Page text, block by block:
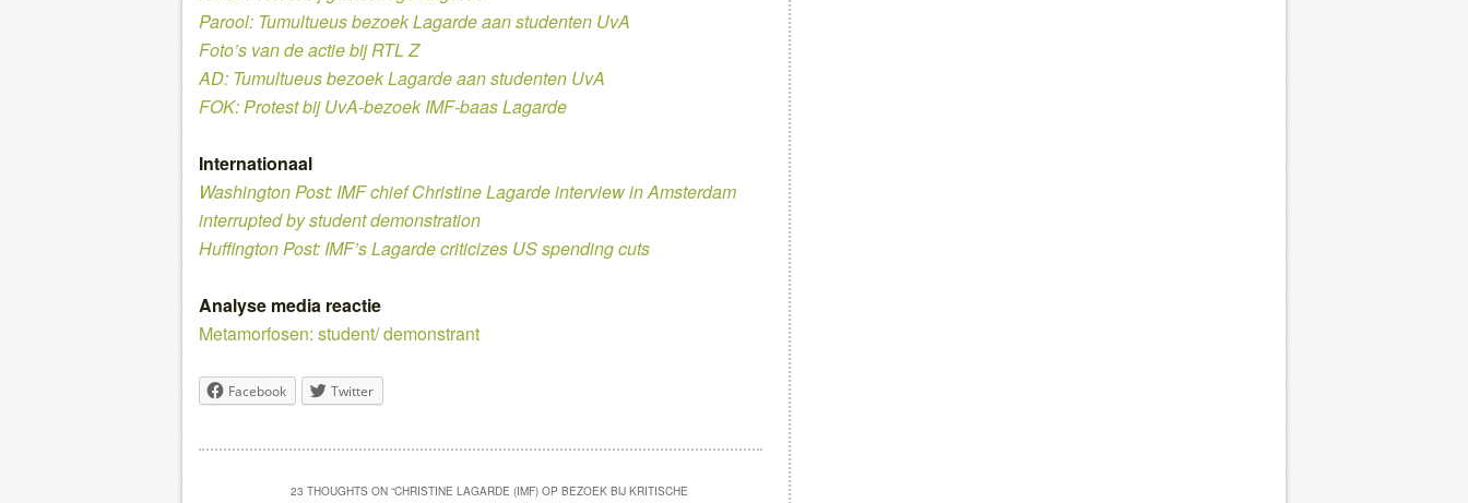
Parool: Tumultueus bezoek Lagarde aan studenten UvA
Foto’s van de actie bij RTL Z
AD: Tumultueus bezoek Lagarde aan studenten UvA
FOK: Protest bij UvA-bezoek IMF-baas Lagarde
Internationaal
Washington Post: IMF chief Christine Lagarde interview in Amsterdam
interrupted by student demonstration
Huffington Post: IMF’s Lagarde criticizes US spending cuts
Analyse media reactie
Metamorfosen: student/ demonstrant
Facebook Twitter
23 THOUGHTS ON “CHRISTINE LAGARDE (IMF) OP BEZOEK BIJ KRITISCHE